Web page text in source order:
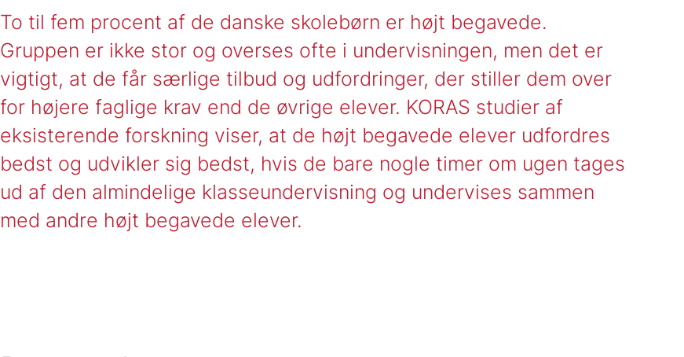
To til fem procent af de danske skolebørn er højt begavede.
Gruppen er ikke stor og overses ofte i undervisningen, men det er
vigtigt, at de får særlige tilbud og udfordringer, der stiller dem over
for højere faglige krav end de øvrige elever. KORAS studier af
eksisterende forskning viser, at de højt begavede elever udfordres
bedst og udvikler sig bedst, hvis de bare nogle timer om ugen tages
ud af den almindelige klasseundervisning og undervises sammen
med andre højt begavede elever.